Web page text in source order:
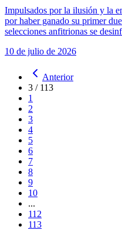
Impulsados por la ilusión y la
por haber ganado su primer
selecciones anfitrionas se
10 de julio de 2026
Anterior
3 / 113
1
2
3
4
5
6
7
8
9
10
...
112
113